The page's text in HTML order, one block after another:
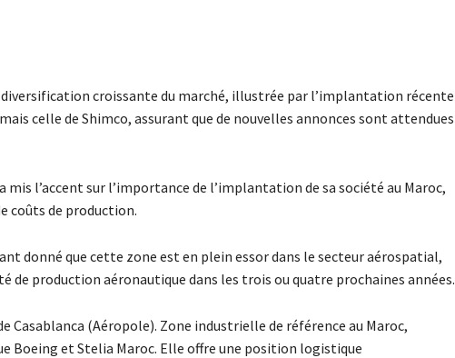
croissante du marché, illustrée par l’implantation récente
celle de Shimco, assurant que de nouvelles annonces sont attendues
l’accent sur l’importance de l’implantation de sa société au Maroc,
coûts de production.
donné que cette zone est en plein essor dans le secteur aérospatial,
production aéronautique dans les trois ou quatre prochaines années.
Casablanca (Aéropole). Zone industrielle de référence au Maroc,
Boeing et Stelia Maroc. Elle offre une position logistique